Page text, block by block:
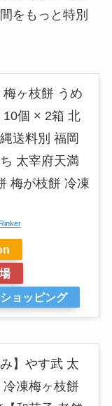
をもっと特別
梅ヶ枝餅 うめ
10個 × 2箱 北
送料別 福岡
太宰府天満
梅が枝餅 冷凍
Rinker
ョッピング
み】やす武 太
冷凍梅ヶ枝餅